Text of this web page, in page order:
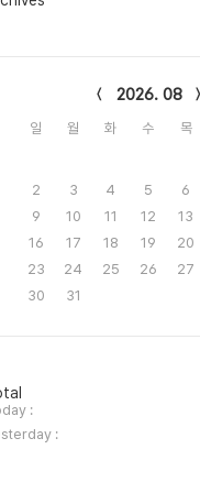
2026. 08
일 월 화 수 목
2
3 4 5 6
9
10 11 12 13
16
17 18 19 20
23
24 25 26 27
30
31
:
: